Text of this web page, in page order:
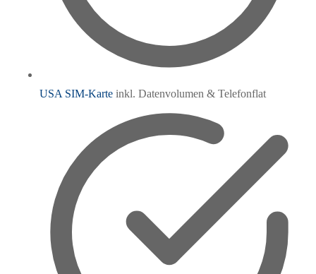
USA SIM-Karte inkl. Datenvolumen & Telefonflat